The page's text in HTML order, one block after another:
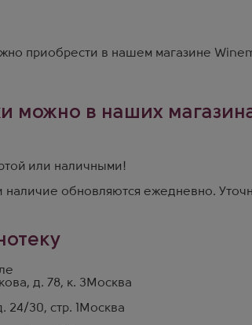
приобрести в нашем магазине
можно в наших
или наличными!
наличие обновляются ежедневно.
д. 78, к. 3 Москва
30, стр. 1
Москва